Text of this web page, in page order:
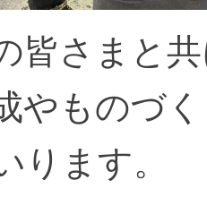
皆さまと
やものづ
ります。